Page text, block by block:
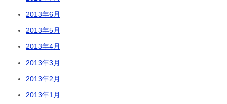
2013年6月
2013年5月
2013年4月
2013年3月
2013年2月
2013年1月